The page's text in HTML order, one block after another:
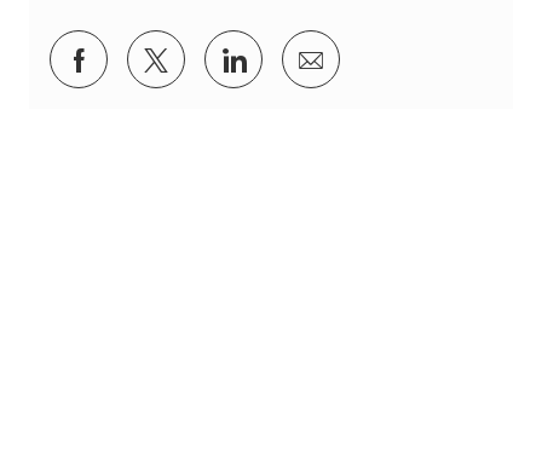
通过Facebook分享
通过推特分享通过 LinkedIn 分享
通过电子邮件分享